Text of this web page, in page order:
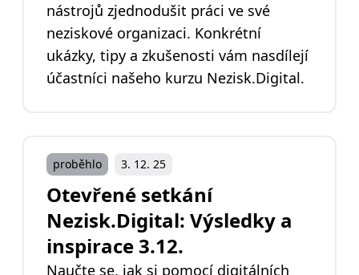
nástrojů zjednodušit práci ve své
neziskové organizaci. Konkrétní
ukázky, tipy a zkušenosti vám nasdílejí
účastníci našeho kurzu Nezisk.Digital.
proběhlo 3. 12. 25
Otevřené setkání
Nezisk.Digital: Výsledky a
inspirace 3.12.
Naučte se, jak si pomocí digitálních